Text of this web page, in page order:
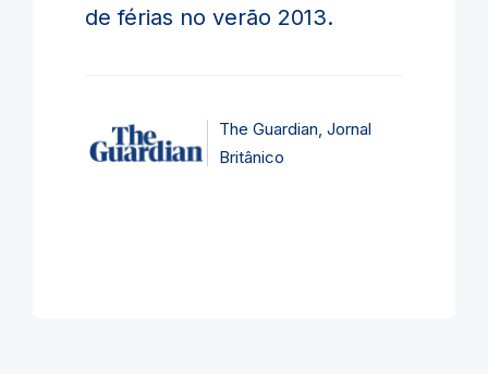
de férias no verão 2013.
The Guardian, Jornal
Britânico